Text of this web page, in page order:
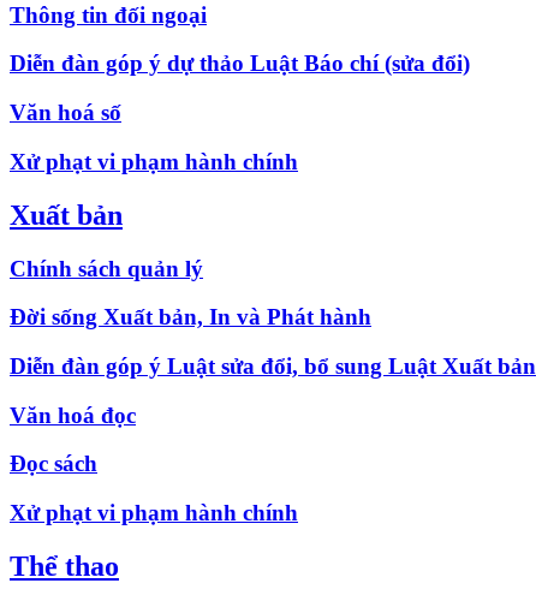
Thông tin đối ngoại
Diễn đàn góp ý dự thảo Luật Báo chí (sửa đổi)
Văn hoá số
Xử phạt vi phạm hành chính
Xuất bản
Chính sách quản lý
Đời sống Xuất bản, In và Phát hành
Diễn đàn góp ý Luật sửa đổi, bổ sung Luật Xuất bản
Văn hoá đọc
Đọc sách
Xử phạt vi phạm hành chính
Thể thao